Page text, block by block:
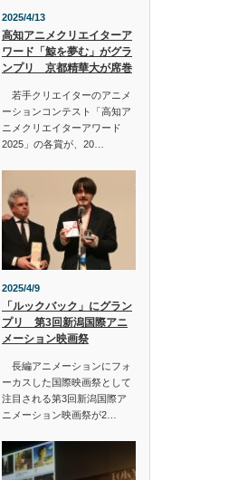
2025/4/13
高知アニメクリエイターア
ワード「鯨を夢む」がグラ
ンプリ 京都精華大が席巻
若手クリエイターのアニメ
ーションコンテスト「高知ア
ニメクリエイターアワード
2025」の各賞が、20…
2025/4/9
「ルックバック」にグラン
プリ 第3回新潟国際アニ
メーション映画祭
長編アニメーションにフォ
ーカスした国際映画祭として
注目される第3回新潟国際ア
ニメーション映画祭が2…